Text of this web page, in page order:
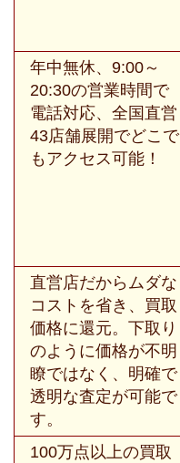
年中無休、9:00～
20:30の営業時間で
電話対応、全国直営
43店舗展開でどこで
もアクセス可能！
直営店だからムダな
コストを省き、買取
価格に還元。下取り
のように価格が不明
瞭ではなく、明確で
透明な査定が可能で
す。
100万点以上の買取